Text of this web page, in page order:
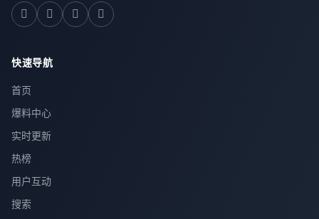
快速导航
首页
爆料中心
实时更新
热榜
用户互动
搜索